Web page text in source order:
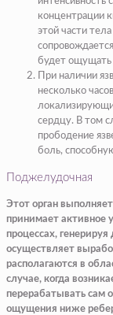
концентрации
этой части
будет ощущать
При наличии
несколько
сердцу. В том
прободение
боль,
Поджелудочная
Этот орган
принимает активное
процессах,
осуществляет
располагаются в
случае, когда
перерабатывать сам
ощущения ниже